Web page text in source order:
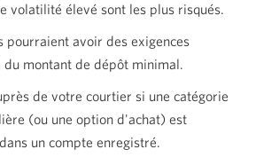
volatilité élevé sont les plus risqués.
pourraient avoir des exigences
du montant de dépôt minimal.
de votre courtier si une catégorie
(ou une option d'achat) est
un compte enregistré.